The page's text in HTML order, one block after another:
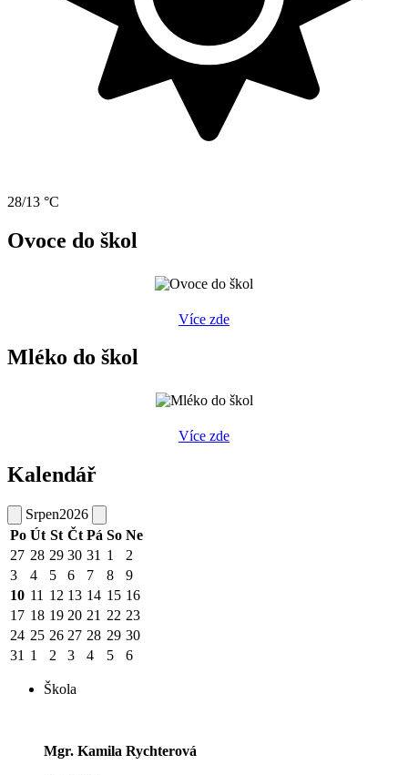
28/13 °C
Ovoce do škol
Více zde
Mléko do škol
Více zde
Kalendář
Srpen2026
Po Út St Čt Pá So Ne
27 28 29 30 31 1
2
3
4 5 6 7 8
9
10 11 12 13 14 15 16
17 18 19 20 21 22 23
24 25 26 27 28 29 30
31 1 2 3 4 5 6
Škola
Mgr. Kamila Rychterová